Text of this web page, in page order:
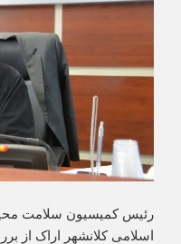
رئیس کمیسیون سلامت
اسلامی کلانشهر اراک از